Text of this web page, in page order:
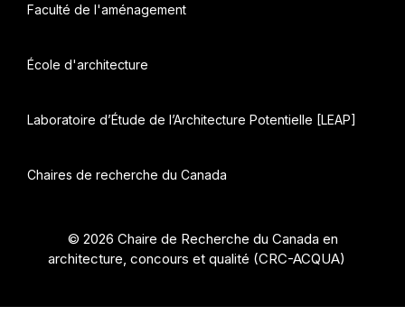
Faculté de l'aménagement
École d'architecture
Laboratoire d’Étude de l’Architecture Potentielle [LEAP]
Chaires de recherche du Canada
© 2026 Chaire de Recherche du Canada en
architecture, concours et qualité (CRC-ACQUA)